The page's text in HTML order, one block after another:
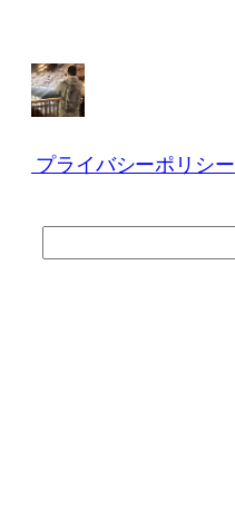
プライバシーポリシー
索